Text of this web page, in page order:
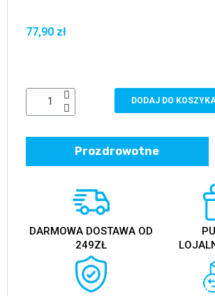
77,90 zł
DODAJ DO
Prozdrowotne
DARMOWA DOSTAWA OD
249ZŁ